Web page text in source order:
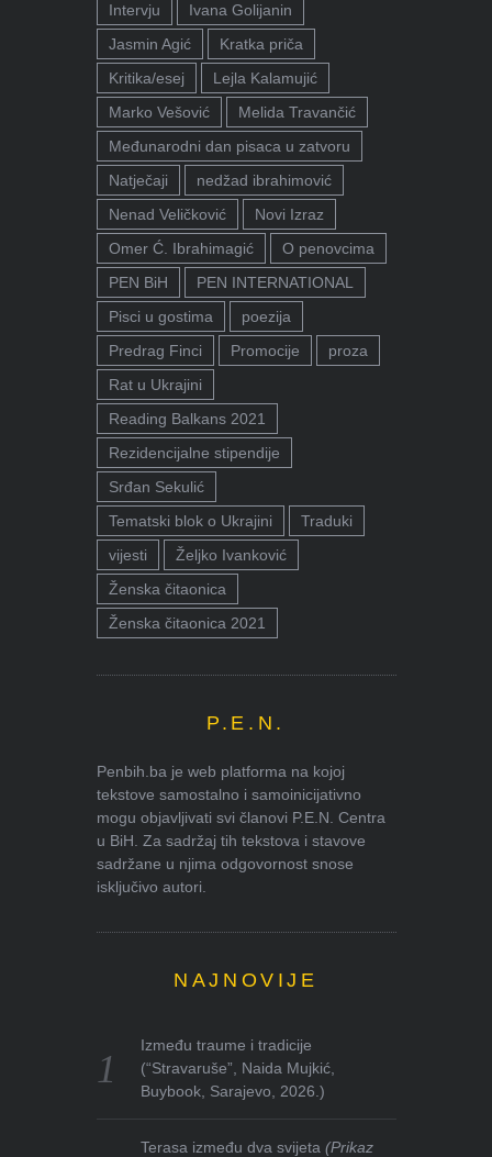
Intervju
Ivana Golijanin
Jasmin Agić
Kratka priča
Kritika/esej
Lejla Kalamujić
Marko Vešović
Melida Travančić
Međunarodni dan pisaca u zatvoru
Natječaji
nedžad ibrahimović
Nenad Veličković
Novi Izraz
Omer Ć. Ibrahimagić
O penovcima
PEN BiH
PEN INTERNATIONAL
Pisci u gostima
poezija
Predrag Finci
Promocije
proza
Rat u Ukrajini
Reading Balkans 2021
Rezidencijalne stipendije
Srđan Sekulić
Tematski blok o Ukrajini
Traduki
vijesti
Željko Ivanković
Ženska čitaonica
Ženska čitaonica 2021
P.E.N.
Penbih.ba je web platforma na kojoj
tekstove samostalno i samoinicijativno
mogu objavljivati svi članovi P.E.N. Centra
u BiH. Za sadržaj tih tekstova i stavove
sadržane u njima odgovornost snose
isključivo autori.
NAJNOVIJE
Između traume i tradicije
(“Stravaruše”, Naida Mujkić,
Buybook, Sarajevo, 2026.)
Terasa između dva svijeta(Prikaz